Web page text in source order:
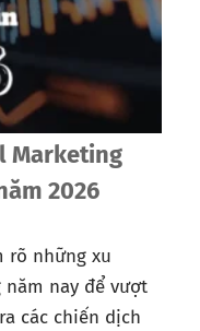
Marketing
2026
rõ những xu
nay để vượt
các chiến dịch